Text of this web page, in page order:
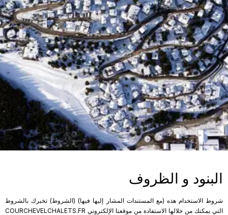
البنود و الظروف
شروط الاستخدام هذه (مع المستندات المشار إليها فيها) (الشروط) تخبرك بالشروط
التي يمكنك من خلالها الاستفادة من موقعنا الإلكتروني COURCHEVELCHALETS.FR